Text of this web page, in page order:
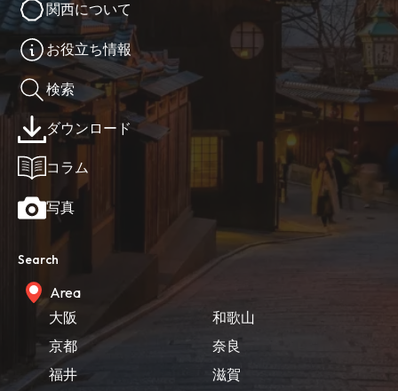
関西について
お役立ち情報
検索
ダウンロード
コラム
写真
Search
Area
大阪
京都
福井
和歌山
奈良
滋賀